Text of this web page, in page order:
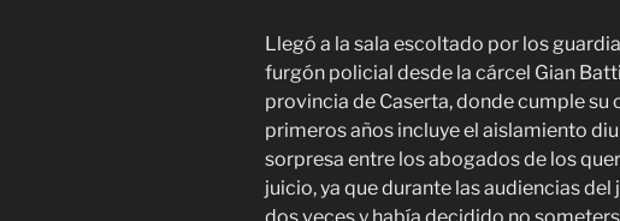
Llegó a la sala escoltado por los
furgón policial desde la cárcel Gian
provincia de Caserta, donde cumple su
primeros años incluye el aislamiento
sorpresa entre los abogados de los
juicio, ya que durante las audiencias